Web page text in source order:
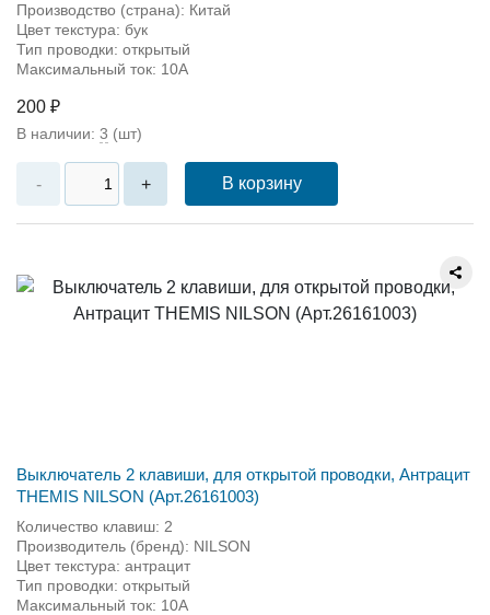
Производство (страна): Китай
Цвет текстура: бук
Тип проводки: открытый
Максимальный ток: 10А
200 ₽
В наличии: 3 (шт)
- + В корзину
Выключатель 2 клавиши, для открытой проводки, Антрацит
THEMIS NILSON (Арт.26161003)
Количество клавиш: 2
Производитель (бренд): NILSON
Цвет текстура: антрацит
Тип проводки: открытый
Максимальный ток: 10А